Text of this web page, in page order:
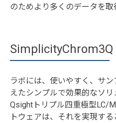
のためより多くのデータを取
ラボには、使いやすく、サ
えたシンプルで効果的なソリ
Qsightトリプル四重極型LC/
トウェアは、それを実現す